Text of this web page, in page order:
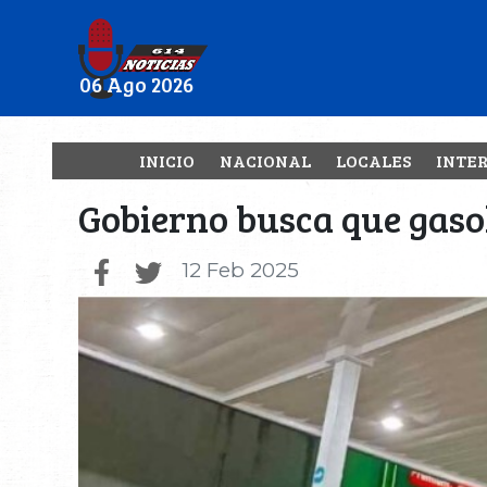
06 Ago 2026
INICIO NACIONAL LOCALES
Gobierno busca que
12 Feb 2025